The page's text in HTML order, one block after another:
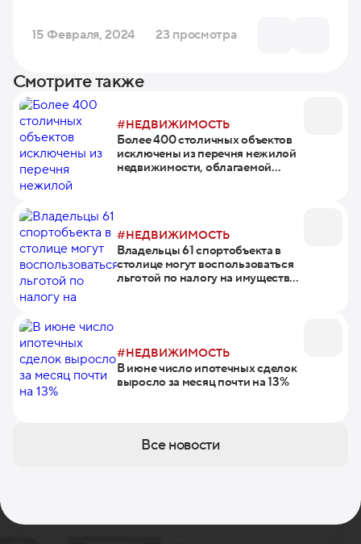
15 Февраля, 2024 23 просмотра
Смотрите также
#НЕДВИЖИМОСТЬ
Более 400 столичных объектов
исключены из перечня нежилой
недвижимости, облагаемой
#НЕДВИЖИМОСТЬ
Владельцы 61 спортобъекта в
столице могут воспользоваться
льготой по налогу на имущество
#НЕДВИЖИМОСТЬ
В июне число ипотечных сделок
выросло за месяц почти на 13%
Все новости